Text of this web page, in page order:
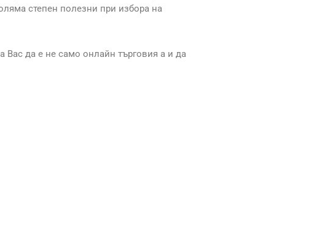
степен полезни при избора на
Вас да е не само онлайн търговия а и да